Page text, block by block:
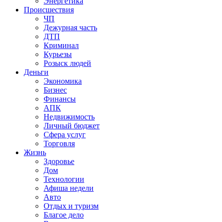
Происшествия
ЧП
Дежурная часть
ДТП
Криминал
Курьезы
Розыск людей
Деньги
Экономика
Бизнес
Финансы
АПК
Недвижимость
Личный бюджет
Сфера услуг
Торговля
Жизнь
Здоровье
Дом
Технологии
Афиша недели
Авто
Отдых и туризм
Благое дело